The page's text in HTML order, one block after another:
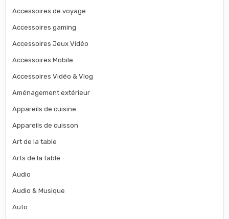
Accessoires de voyage
Accessoires gaming
Accessoires Jeux Vidéo
Accessoires Mobile
Accessoires Vidéo & Vlog
Aménagement extérieur
Appareils de cuisine
Appareils de cuisson
Art de la table
Arts de la table
Audio
Audio & Musique
Auto